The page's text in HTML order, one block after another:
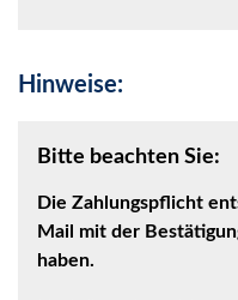
Hinweise:
Bitte beachten Sie:
Die Zahlungspflicht
Mail mit der
haben.